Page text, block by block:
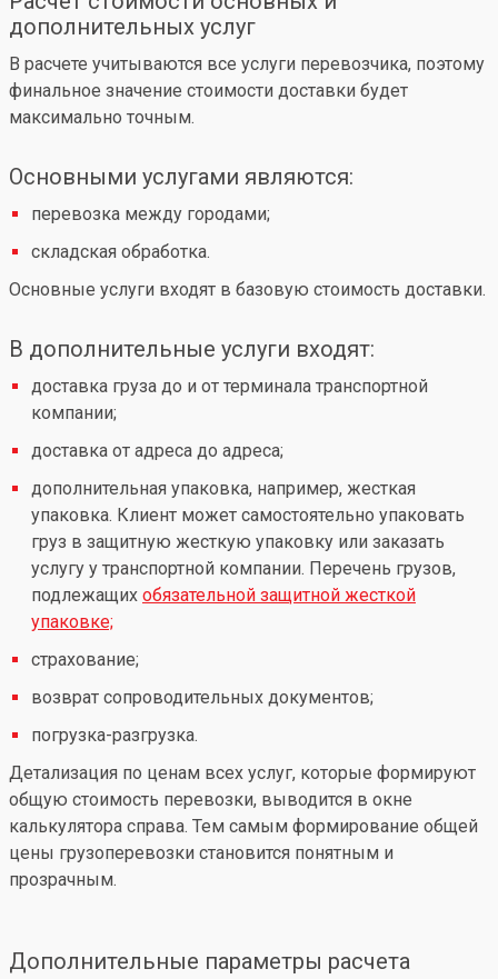
дополнительных услуг
В расчете учитываются все услуги перевозчика, поэтому
финальное значение стоимости доставки будет
максимально точным.
Основными услугами являются:
перевозка между городами;
складская обработка.
Основные услуги входят в базовую стоимость доставки.
В дополнительные услуги входят:
доставка груза до и от терминала транспортной
компании;
доставка от адреса до адреса;
дополнительная упаковка, например, жесткая
упаковка. Клиент может самостоятельно упаковать
груз в защитную жесткую упаковку или заказать
услугу у транспортной компании. Перечень грузов,
подлежащих обязательной защитной жесткой
упаковке;
страхование;
возврат сопроводительных документов;
погрузка-разгрузка.
Детализация по ценам всех услуг, которые формируют
общую стоимость перевозки, выводится в окне
калькулятора справа. Тем самым формирование общей
цены грузоперевозки становится понятным и
прозрачным.
Дополнительные параметры расчета